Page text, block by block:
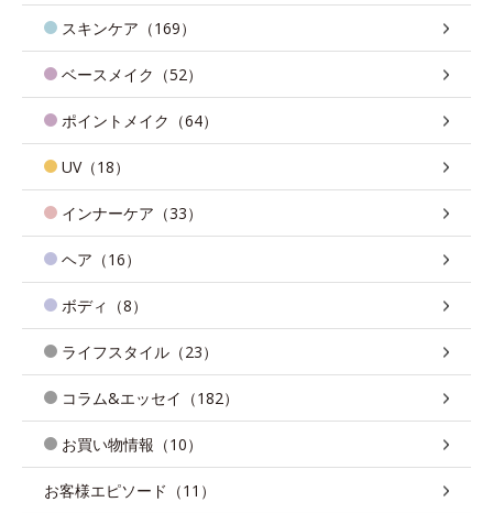
スキンケア（169）
ベースメイク（52）
ポイントメイク（64）
UV（18）
インナーケア（33）
ヘア（16）
ボディ（8）
ライフスタイル（23）
コラム&エッセイ（182）
お買い物情報（10）
お客様エピソード（11）